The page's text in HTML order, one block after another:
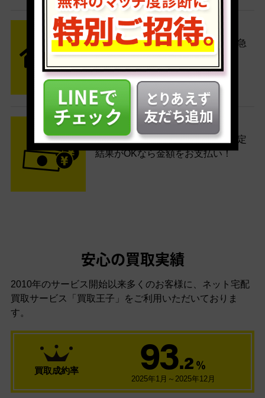
STEP2 発送
送料無料でご自宅から発送！佐川急
便がご自宅まで引き取りに伺いま
す。
STEP3 ご入金
査定結果はメールでお知らせ。査定
結果がOKなら金額をお支払い！
安心の買取実績
2010年のサービス開始以来多くのお客様に、 ネット宅配
買取サービス「買取王子」をご利用いただいておりま
す。
買取成約率 93.2 ％
2025年1月～2025年12月